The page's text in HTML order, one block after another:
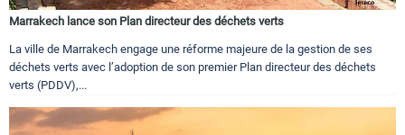
Marrakech lance son Plan directeur des déchets verts
La ville de Marrakech engage une réforme majeure de la gestion de ses
déchets verts avec l’adoption de son premier Plan directeur des déchets
verts (PDDV),...